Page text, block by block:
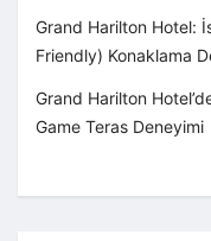
Grand Harilton Hotel:
Friendly) Konaklama
Grand Harilton
Game Teras Deneyimi